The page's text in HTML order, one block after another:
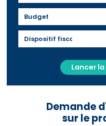
Budget
Lancer
Demande
sur le